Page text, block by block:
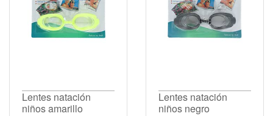
Lentes natación
niños amarillo
Lentes natación
niños negro